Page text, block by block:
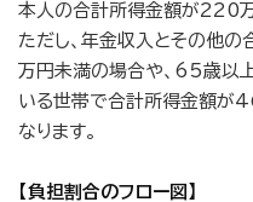
本人の合計所得金額が220万
ただし、年金収入とその他
万円未満の場合や、65歳以
いる世帯で合計所得金額が
なります。
【負担割合のフロー図】